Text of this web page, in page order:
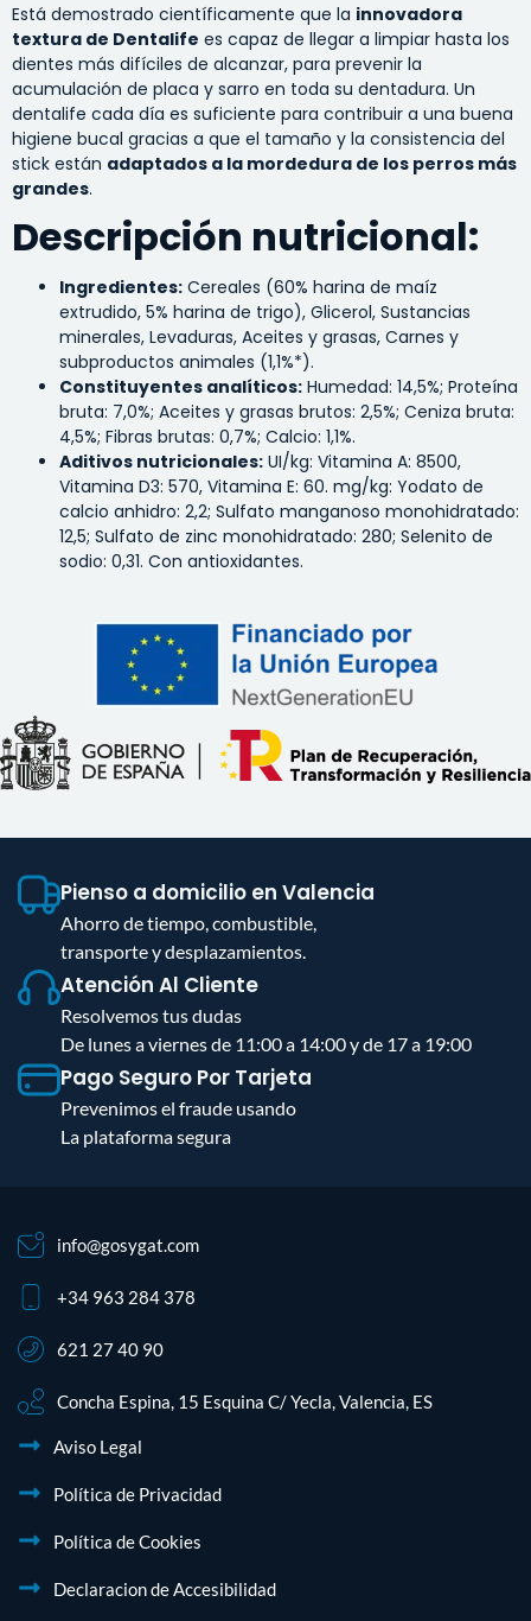
Está demostrado científicamente que la innovadora
textura de Dentalife es capaz de llegar a limpiar hasta los
dientes más difíciles de alcanzar, para prevenir la
acumulación de placa y sarro en toda su dentadura. Un
dentalife cada día es suficiente para contribuir a una buena
higiene bucal gracias a que el tamaño y la consistencia del
stick están adaptados a la mordedura de los perros más
grandes.
Descripción nutricional:
Ingredientes: Cereales (60% harina de maíz
extrudido, 5% harina de trigo), Glicerol, Sustancias
minerales, Levaduras, Aceites y grasas, Carnes y
subproductos animales (1,1%*).
Constituyentes analíticos: Humedad: 14,5%; Proteína
bruta: 7,0%; Aceites y grasas brutos: 2,5%; Ceniza bruta:
4,5%; Fibras brutas: 0,7%; Calcio: 1,1%.
Aditivos nutricionales: UI/kg: Vitamina A: 8500,
Vitamina D3: 570, Vitamina E: 60. mg/kg: Yodato de
calcio anhidro: 2,2; Sulfato manganoso monohidratado:
12,5; Sulfato de zinc monohidratado: 280; Selenito de
sodio: 0,31. Con antioxidantes.
Pienso a domicilio en Valencia
Ahorro de tiempo, combustible,
transporte y desplazamientos.
Atención Al Cliente
Resolvemos tus dudas
De lunes a viernes de 11:00 a 14:00 y de 17 a 19:00
Pago Seguro Por Tarjeta
Prevenimos el fraude usando
La plataforma segura
info@gosygat.com
+34 963 284 378
621 27 40 90
Concha Espina, 15 Esquina C/ Yecla, Valencia, ES
Aviso Legal
Política de Privacidad
Política de Cookies
Declaracion de Accesibilidad